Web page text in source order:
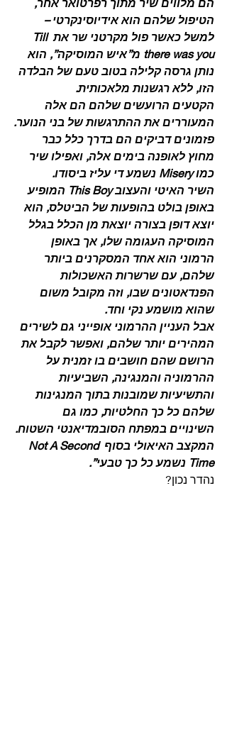
הטיפול שלהם הוא אידיוסינקרטי –
למשל כאשר פול מקרטני שר את Till
there was you מ”איש המוסיקה”, הוא
נותן גרסה קלילה בטוב טעם של הבלדה
הזו, ללא רגשנות מלאכותית.
הקטעים הרועשים שלהם הם אלה
המעוררים את ההתרגשות של בני הנוער.
פזמונים דביקים הם בדרך כלל כבר
מחוץ לאופנה בימים אלה, ואפילו שיר
כמו Misery נשמע די עליז ביסודו.
השיר האיטי והעצוב This Boy המופיע
באופן בולט בהופעות של הביטלס, הוא
יוצא דופן בצורה יוצאת מן הכלל בגלל
המוסיקה העגומה שלו, אך באופן
הרמוני הוא אחד המסקרנים ביותר
שלהם, עם שרשרות האשכולות
הפנדאטונים שבו, וזה מקובל משום
שהוא מושמע נקי וחד.
אבל העניין ההרמוני אופייני גם לשירים
המהירים יותר שלהם, ואפשר לקבל את
הרושם שהם חושבים בו זמנית על
ההרמוניה והמנגינה, השביעיות
והתשיעיות שמובנות בתוך המנגינות
שלהם כל כך החלטיות, כמו גם
השינויים במפתח הסובמדיאנטי השטוח.
המקצב האיאולי בסוף Not A Second
Time נשמע כל כך טבעי”.
נהדר נכון?